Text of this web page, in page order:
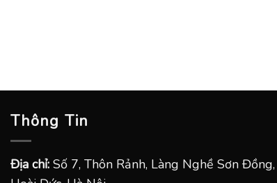
Thông Tin
Địa chỉ: Số 7, Thôn Rảnh, Làng Nghề Sơn Đồng,